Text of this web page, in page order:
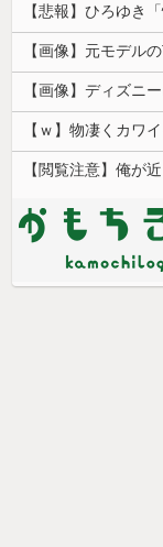
【画像】元モデル
【ｗ】物凄くカワ
【閲覧注意】俺が